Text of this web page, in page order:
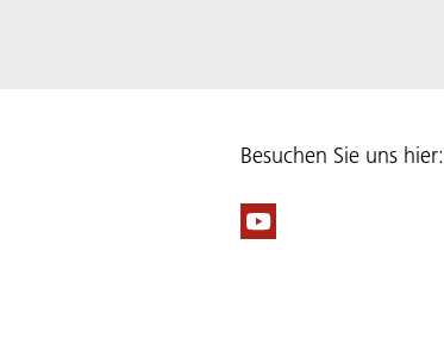
Besuchen Sie uns hier: